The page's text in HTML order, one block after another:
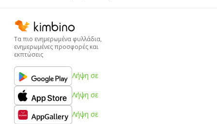
Τα πιο ενημερωμένα φυλλάδια,
ενημερωμένες προσφορές και
εκπτώσεις
Λήψη σε
Λήψη σε
Λήψη σε